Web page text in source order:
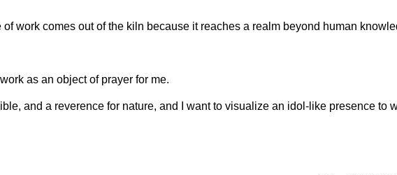
of work comes out of the kiln because it reaches a realm beyond human
as an object of prayer for me.
and a reverence for nature, and I want to visualize an idol-like presence to